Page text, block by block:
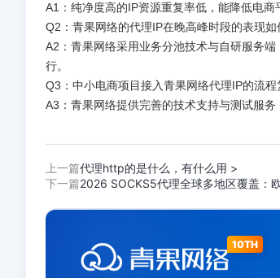
A1：纯净度高的IP资源重复率低，能降低电
Q2：青果网络的代理IP在晚高峰时段的表现如
A2：青果网络采用业务分池技术与自研服务
行。
Q3：中小电商项目接入青果网络代理IP的流程
A3：青果网络提供完善的技术支持与测试服
上一篇代理http的是什么，有什么用 >
下一篇2026 SOCKS5代理全球多地区覆盖：